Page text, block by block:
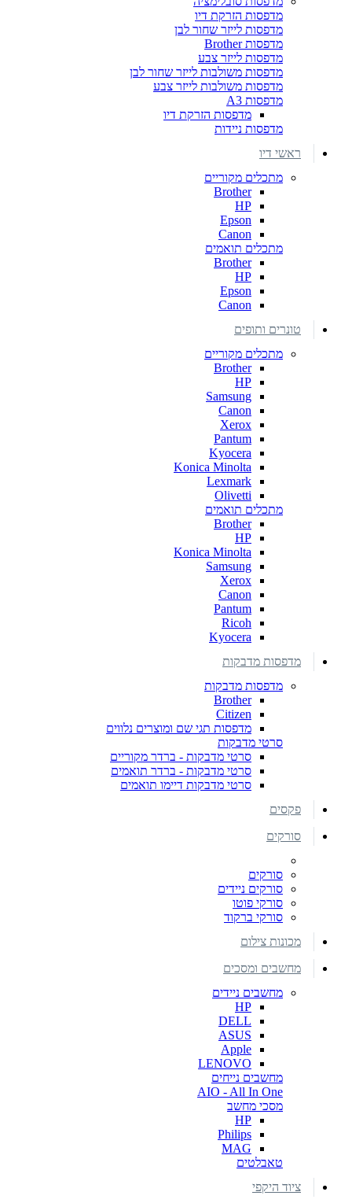
מדפסות הזרקת דיו
מדפסות לייזר שחור לבן
מדפסות Brother
מדפסות לייזר צבע
מדפסות משולבות לייזר שחור לבן
מדפסות משולבות לייזר צבע
מדפסות A3
מדפסות הזרקת דיו
מדפסות ניידות
ראשי דיו
מתכלים מקוריים
Brother
HP
Epson
Canon
מתכלים תואמים
Brother
HP
Epson
Canon
טונרים ותופים
מתכלים מקוריים
Brother
HP
Samsung
Canon
Xerox
Pantum
Kyocera
Konica Minolta
Lexmark
Olivetti
מתכלים תואמים
Brother
HP
Konica Minolta
Samsung
Xerox
Canon
Pantum
Ricoh
Kyocera
מדפסות מדבקות
מדפסות מדבקות
Brother
Citizen
מדפסות תגי שם ומוצרים נלווים
סרטי מדבקות
סרטי מדבקות - ברדר מקוריים
סרטי מדבקות - ברדר תואמים
סרטי מדבקות דיימו תואמים
פקסים
סורקים
סורקים
סורקים ניידים
סורקי פוטו
סורקי ברקוד
מכונות צילום
מחשבים ומסכים
מחשבים ניידים
HP
DELL
ASUS
Apple
LENOVO
מחשבים נייחים
AIO - All In One
מסכי מחשב
HP
Philips
MAG
טאבלטים
ציוד היקפי